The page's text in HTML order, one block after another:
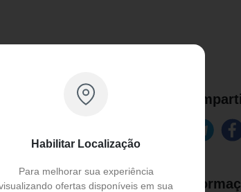
Habilitar Localização
Para melhorar sua experiência
ofertas disponíveis em sua